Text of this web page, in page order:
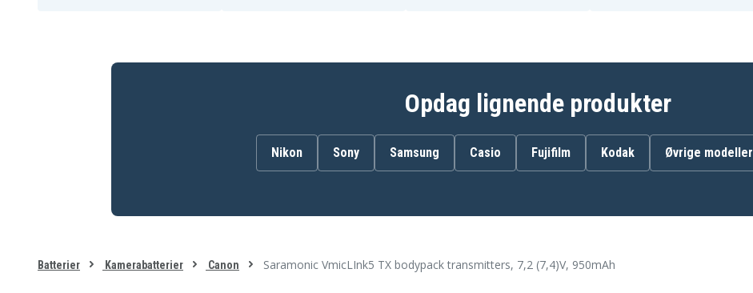
Opdag lignende produkter
Nikon Sony Samsung Casio Fujifilm Kodak Øvrige modeller
Batterier Kamerabatterier Canon Saramonic VmicLInk5 TX bodypack transmitters, 7,2 (7,4)V, 950mAh